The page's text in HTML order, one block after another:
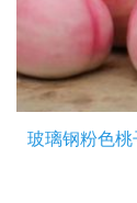
玻璃钢粉色